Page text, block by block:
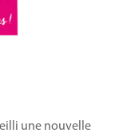
une nouvelle